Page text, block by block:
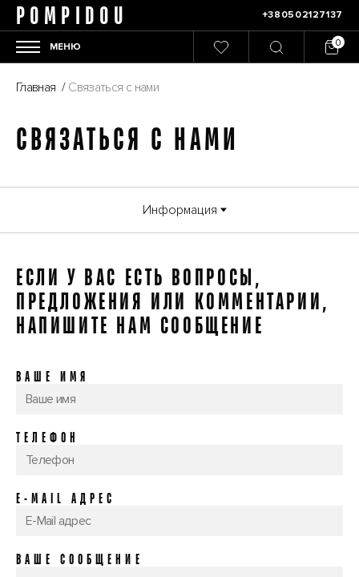
POMPIDOU +380502127137
МЕНЮ
Главная / Связаться с нами
СВЯЗАТЬСЯ С НАМИ
Информация
ЕСЛИ У ВАС ЕСТЬ ВОПРОСЫ,
ПРЕДЛОЖЕНИЯ ИЛИ КОММЕНТАРИИ,
НАПИШИТЕ НАМ СООБЩЕНИЕ
ВАШЕ ИМЯ
ТЕЛЕФОН
E-MAIL АДРЕС
ВАШЕ СООБЩЕНИЕ